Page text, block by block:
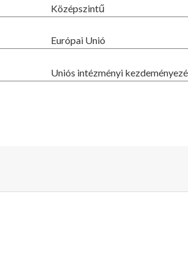
Középszintű
Európai Unió
Uniós intézményi